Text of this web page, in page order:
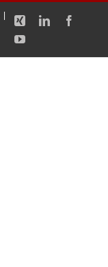
Xing LinkedIn
YouTube